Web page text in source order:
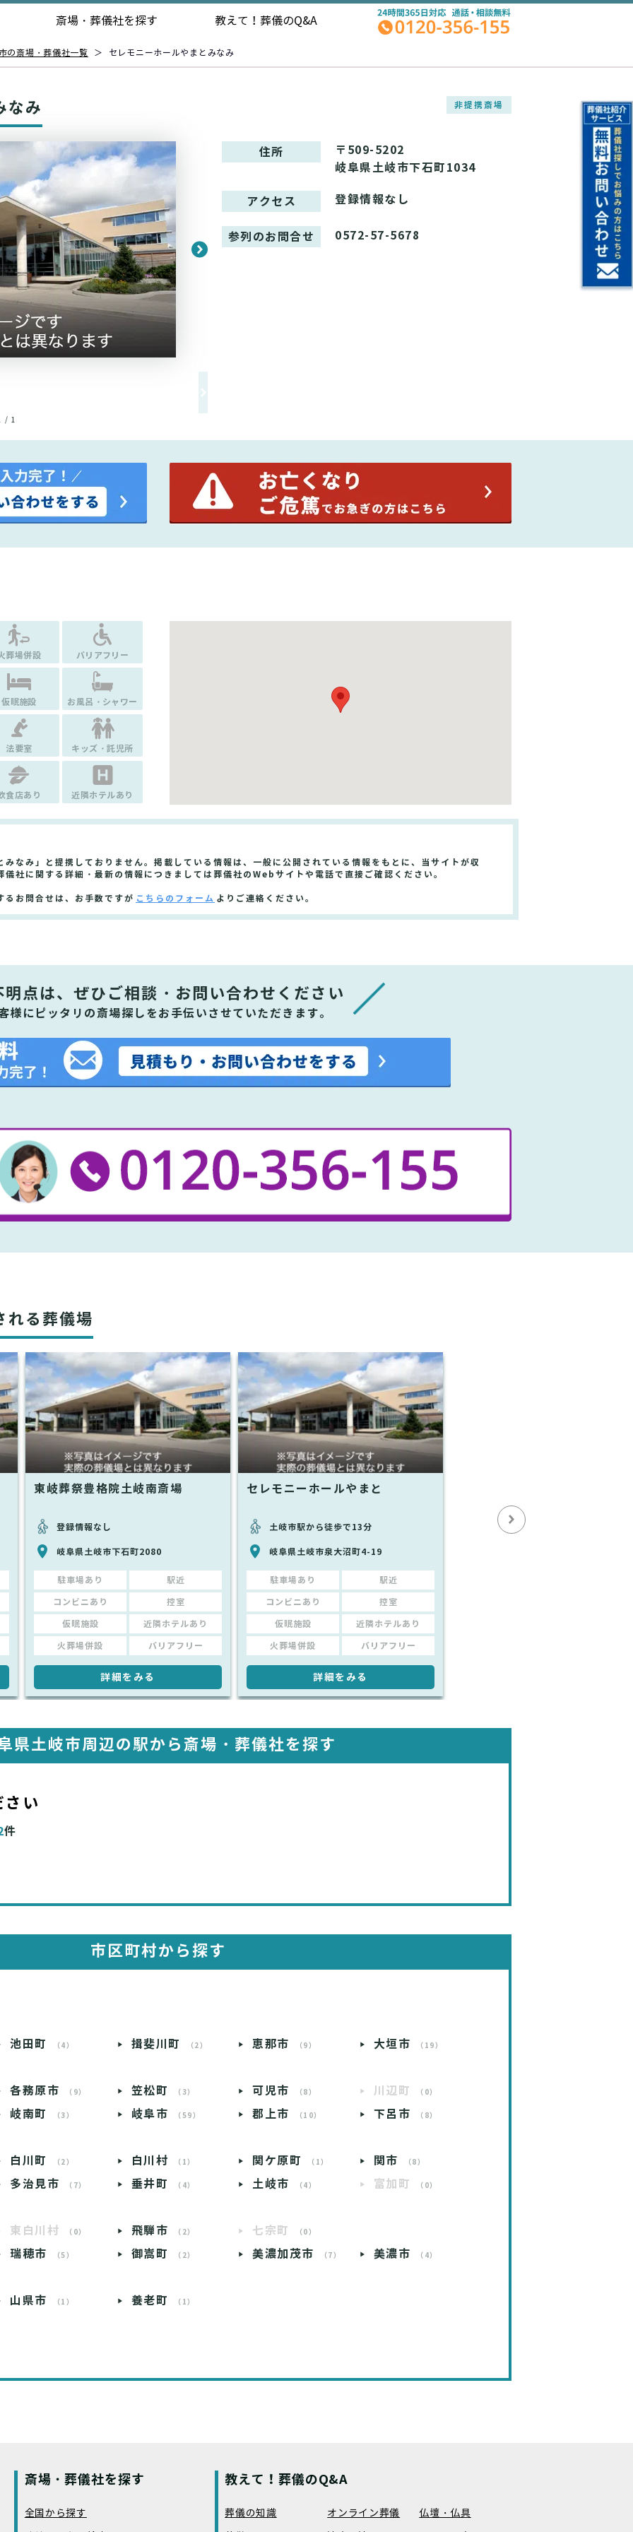
斎場・葬儀社を探す 教えて！ 葬儀のQ&A
の斎場・葬儀社一覧 ＞ セレモニーホールやまとみなみ
なみ 非提携斎場
/ 1
住所
〒509-5202
岐阜県土岐市下石町1034
アクセス 登録情報なし
参列のお問合せ 0572-57-5678
葬場併設 バリアフリー
仮眠施設 お風呂・シャワー
法要室 キッズ・託児所
食店あり 近隣ホテルあり
なみ」と提携しておりません。掲載している情報は、一般に公開されている情報をもとに、当サイトが収
社に関する詳細・最新の情報につきましては葬儀社のWebサイトや電話で直接ご確認ください。
るお問合せは、お手数ですが こちらのフォーム よりご連絡ください。
明点は、ぜひ ご相談・お問い合わせください
様にピッタリの斎場探しをお手伝いさせていただきます。
れる葬儀場
東岐葬祭豊格院土岐南斎場
登録情報なし
岐阜県土岐市下石町2080
駐車場あり 駅近
コンビニあり 控室
仮眠施設 近隣ホテルあり
火葬場併設 バリアフリー
詳細をみる
セレモニーホールやまと
土岐市駅から徒歩で13分
岐阜県土岐市泉大沼町4-19
駐車場あり 駅近
コンビニあり 控室
仮眠施設 近隣ホテルあり
火葬場併設 バリアフリー
詳細をみる
県土岐市周辺の駅から 斎場・葬儀社を探す
い
件
市区町村から探す
池田町 （4） 揖斐川町 （2） 恵那市 （9） 大垣市 （19）
各務原市 （9） 笠松町 （3） 可児市 （8） 川辺町 （0）
岐南町 （3） 岐阜市 （59） 郡上市 （10） 下呂市 （8）
白川町 （2） 白川村 （1） 関ケ原町 （1） 関市 （8）
多治見市 （7） 垂井町 （4） 土岐市 （4） 富加町 （0）
東白川村 （0） 飛騨市 （2） 七宗町 （0）
瑞穂市 （5） 御嵩町 （2） 美濃加茂市 （7） 美濃市 （4）
山県市 （1） 養老町 （1）
斎場・葬儀社を探す
全国から探す
教えて！葬儀のQ&A
葬儀の知識 オンライン葬儀
仏壇・仏具